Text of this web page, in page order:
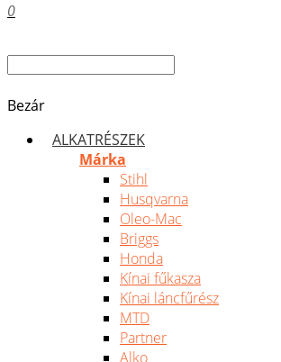
0
Bezár
ALKATRÉSZEK
Márka
Stihl
Husqvarna
Oleo-Mac
Briggs
Honda
Kínai fűkasza
Kínai láncfűrész
MTD
Partner
Alko